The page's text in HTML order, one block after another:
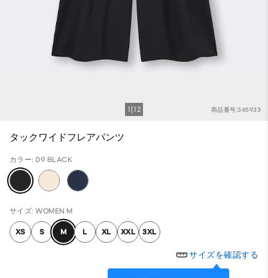
商品番号:345933
1 12
タックワイドフレアパンツ
カラー: 09 BLACK
サイズ: WOMEN M
XS S M L XL XXL 3XL
サイズを確認する